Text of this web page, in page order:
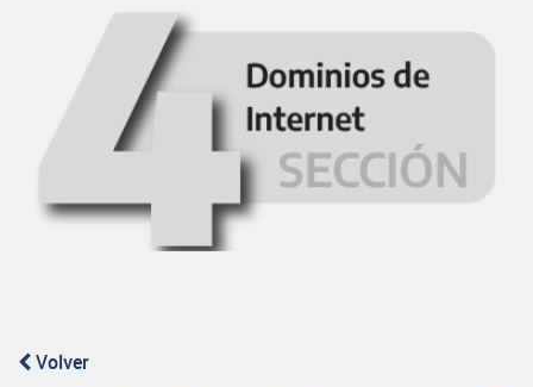
Volver